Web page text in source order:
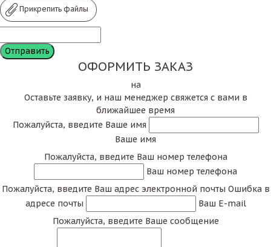
Прикрепить файлы
ОФОРМИТЬ ЗАКАЗ
на
Оставьте заявку, и наш менеджер свяжется с вами в
ближайшее время
Пожалуйста, введите Ваше имя
Ваше имя
Пожалуйста, введите Ваш номер телефона
Ваш номер телефона
Пожалуйста, введите Ваш адрес электронной почты Ошибка в
адресе почты
Ваш E-mail
Пожалуйста, введите Ваше сообщение